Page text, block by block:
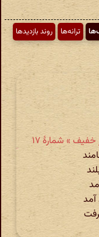
ترانه‌ها
روند بازدیدها
» شمارهٔ ۱۷